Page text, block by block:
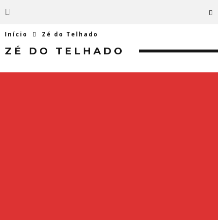
Início Zé do Telhado
ZÉ DO TELHADO